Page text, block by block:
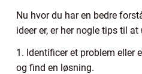
Nu hvor du har en bedre
ideer er, er her nogle tips til
1. Identificer et problem eller
og find en løsning.